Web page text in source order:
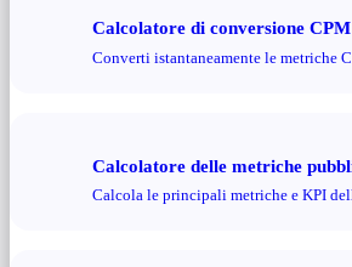
Calcolatore di conversione CPM
Converti istantaneamente le metriche
Calcolatore delle metriche
Calcola le principali metriche e KPI